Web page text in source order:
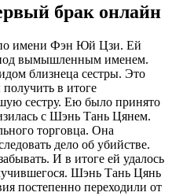
брак онлайн
имени Фэн Юй Цзи. Ей
вымышленным именем.
близнеца сестры. Это
в итоге
сестру. Ею было принято
с Шэнь Тань Цянем.
торговца. Она
дело об убийстве.
И в итоге ей удалось
Шэнь Тань Цянь
постепенно переходили от